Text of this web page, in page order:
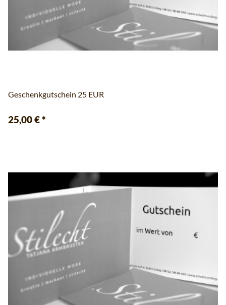
Geschenkgutschein 25 EUR
25,00 €*